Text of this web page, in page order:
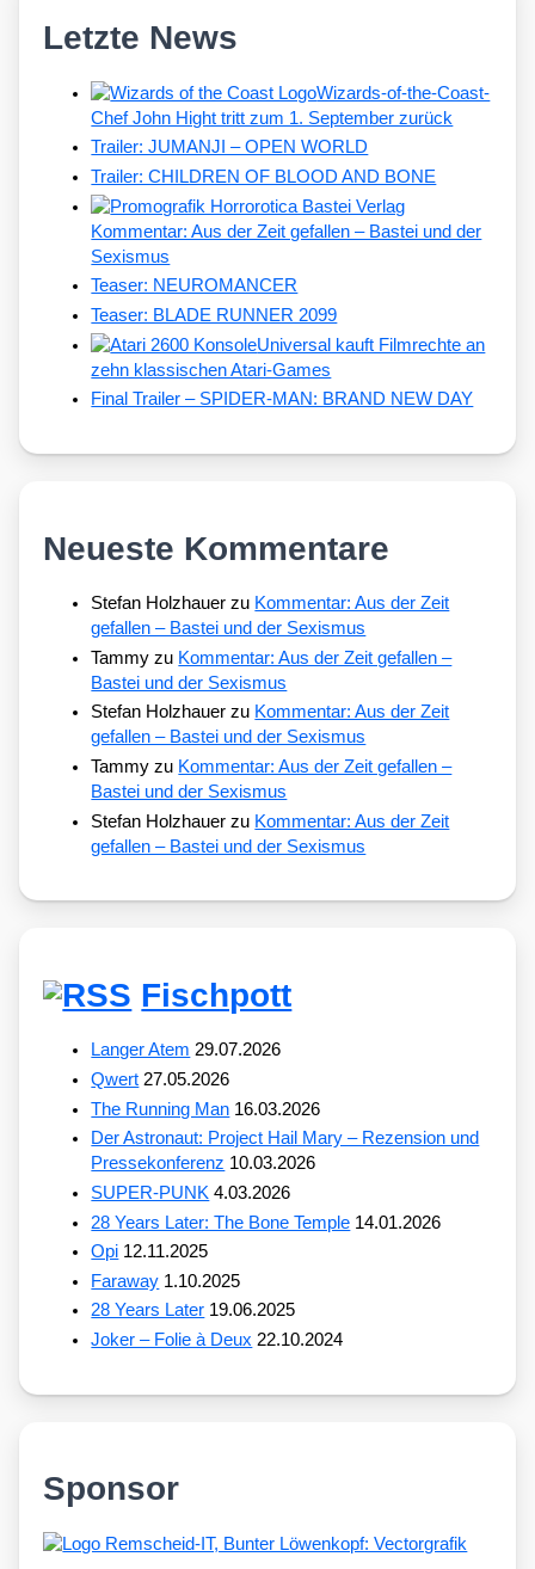
Letzte News
Wizards-of-the-Coast-
Chef John Hight tritt zum 1. September zurück
Trailer: JUMANJI – OPEN WORLD
Trailer: CHILDREN OF BLOOD AND BONE
Kommentar: Aus der Zeit gefallen – Bastei und der
Sexismus
Teaser: NEUROMANCER
Teaser: BLADE RUNNER 2099
Universal kauft Filmrechte an
zehn klassischen Atari-Games
Final Trailer – SPIDER-MAN: BRAND NEW DAY
Neueste Kommentare
Stefan Holzhauer zu Kommentar: Aus der Zeit
gefallen – Bastei und der Sexismus
Tammy zu Kommentar: Aus der Zeit gefallen –
Bastei und der Sexismus
Stefan Holzhauer zu Kommentar: Aus der Zeit
gefallen – Bastei und der Sexismus
Tammy zu Kommentar: Aus der Zeit gefallen –
Bastei und der Sexismus
Stefan Holzhauer zu Kommentar: Aus der Zeit
gefallen – Bastei und der Sexismus
Fischpott
Langer Atem 29.07.2026
Qwert 27.05.2026
The Running Man 16.03.2026
Der Astronaut: Project Hail Mary – Rezension und
Pressekonferenz 10.03.2026
SUPER-PUNK 4.03.2026
28 Years Later: The Bone Temple 14.01.2026
Opi 12.11.2025
Faraway 1.10.2025
28 Years Later 19.06.2025
Joker – Folie à Deux 22.10.2024
Sponsor